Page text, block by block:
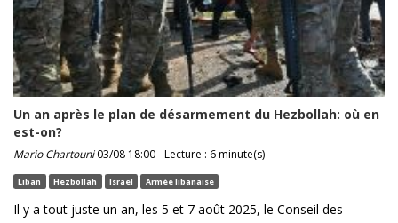
Un an après le plan de désarmement du Hezbollah: où en
est-on?
Mario Chartouni03/08 18:00 - Lecture : 6 minute(s)
Liban Hezbollah Israël Armée libanaise
Il y a tout juste un an, les 5 et 7 août 2025, le Conseil des